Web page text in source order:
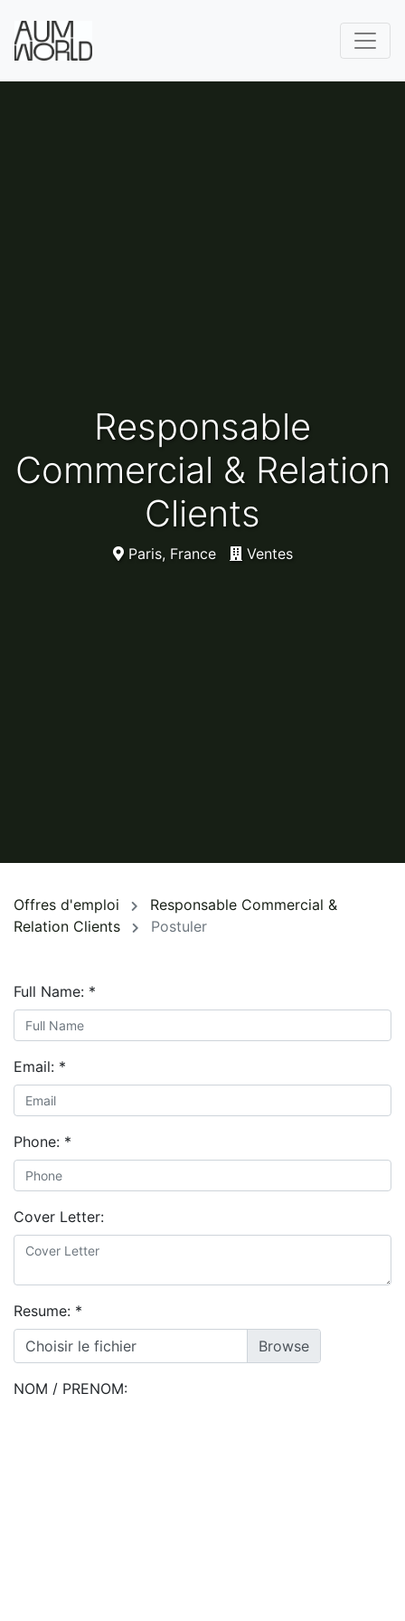
Responsable
Commercial & Relation
Clients
Paris, France Ventes
Offres d'emploi
Responsable Commercial &
Relation Clients
Postuler
Full Name: *
Email: *
Phone: *
Cover Letter:
Resume: *
Choisir le fichier
NOM / PRENOM: